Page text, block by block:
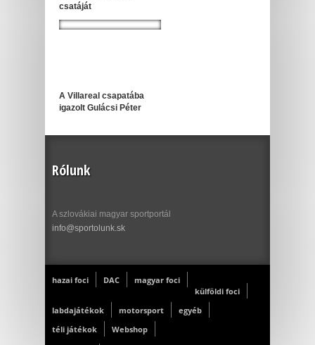
csatáját
A Villareal csapatába
igazolt Gulácsi Péter
Rólunk
A szlovákiai magyar sportportál
info@sportolunk.sk
hazai foci DAC
magyar foci
külföldi foci
labdajátékok
motorsport
egyéb
téli játékok
Webshop